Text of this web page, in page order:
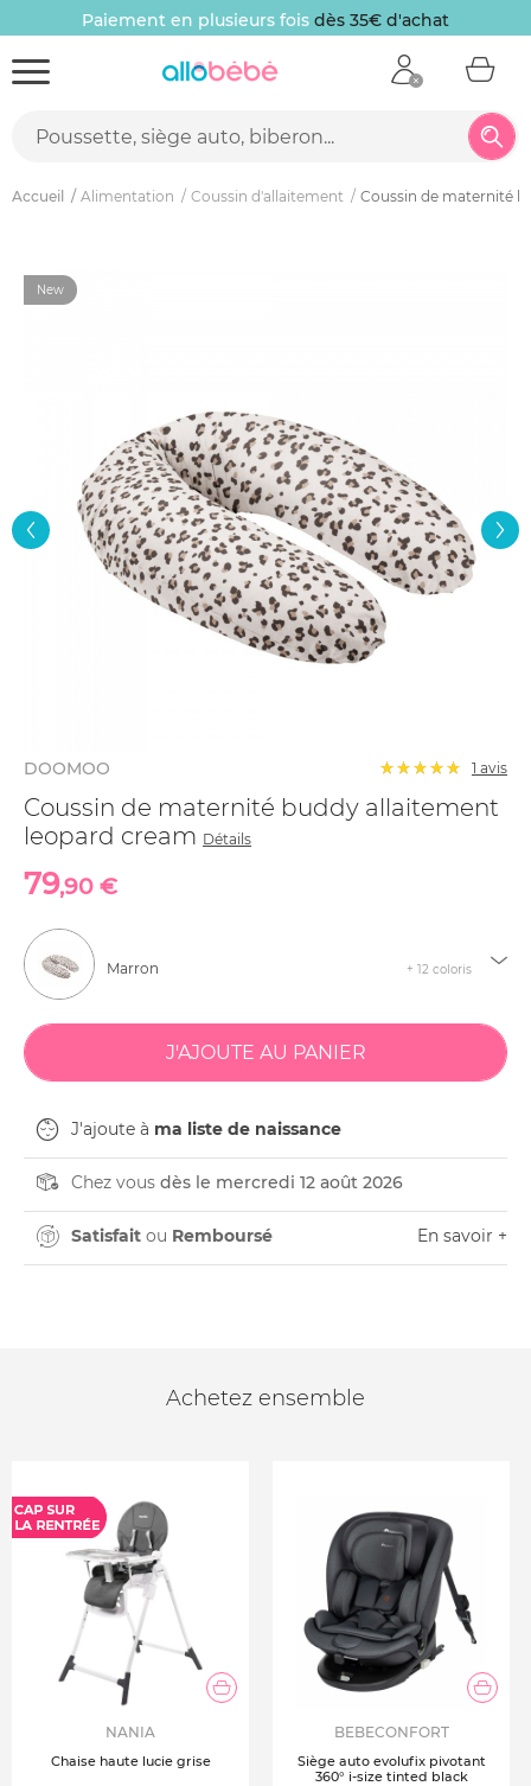
Paiement en plusieurs fois dès 35€ d'achat
Accueil Alimentation Coussin d'allaitement Coussin de maternité
New
DOOMOO 1 avis
Coussin de maternité buddy allaitement
leopard cream Détails
79,90 €
Marron + 12 coloris
J'ajoute à ma liste de naissance
Chez vous dès le mercredi 12 août 2026
Satisfait ou Remboursé En savoir +
Achetez ensemble
NANIA
Chaise haute lucie grise
BEBECONFORT
Siège auto evolufix pivotant
360° i-size tinted black